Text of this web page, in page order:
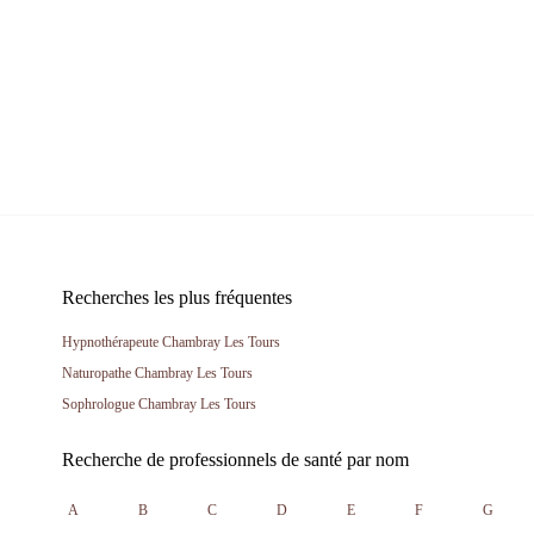
Recherches les plus fréquentes
Hypnothérapeute Chambray Les Tours
Naturopathe Chambray Les Tours
Sophrologue Chambray Les Tours
Recherche de professionnels de santé par nom
A B C D E F G